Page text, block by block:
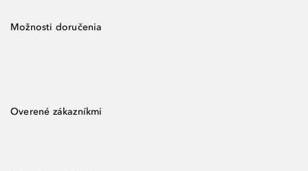
Možnosti doručenia
Overené zákazníkmi